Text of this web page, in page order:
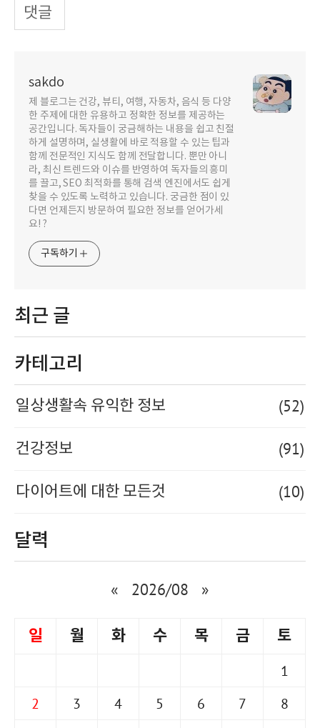
댓글
sakdo
제 블로그는 건강, 뷰티, 여행, 자동차, 음식 등 다양
한 주제에 대한 유용하고 정확한 정보를 제공하는
공간입니다. 독자들이 궁금해하는 내용을 쉽고 친절
하게 설명하며, 실생활에 바로 적용할 수 있는 팁과
함께 전문적인 지식도 함께 전달합니다. 뿐만 아니
라, 최신 트렌드와 이슈를 반영하여 독자들의 흥미
를 끌고, SEO 최적화를 통해 검색 엔진에서도 쉽게
찾을 수 있도록 노력하고 있습니다. 궁금한 점이 있
다면 언제든지 방문하여 필요한 정보를 얻어가세
요! ?
구독하기
최근 글
카테고리
일상생활속 유익한 정보 (52)
건강정보 (91)
다이어트에 대한 모든것 (10)
달력
« 2026/08 »
일 월 화 수 목 금 토
1
2
3 4 5 6 7
8